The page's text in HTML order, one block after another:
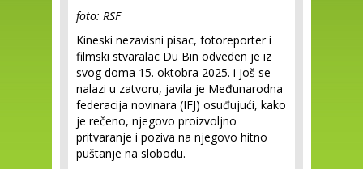
foto: RSF
Kineski nezavisni pisac, fotoreporter i
filmski stvaralac Du Bin odveden je iz
svog doma 15. oktobra 2025. i još se
nalazi u zatvoru, javila je Međunarodna
federacija novinara (IFJ) osuđujući, kako
je rečeno, njegovo proizvoljno
pritvaranje i poziva na njegovo hitno
puštanje na slobodu.